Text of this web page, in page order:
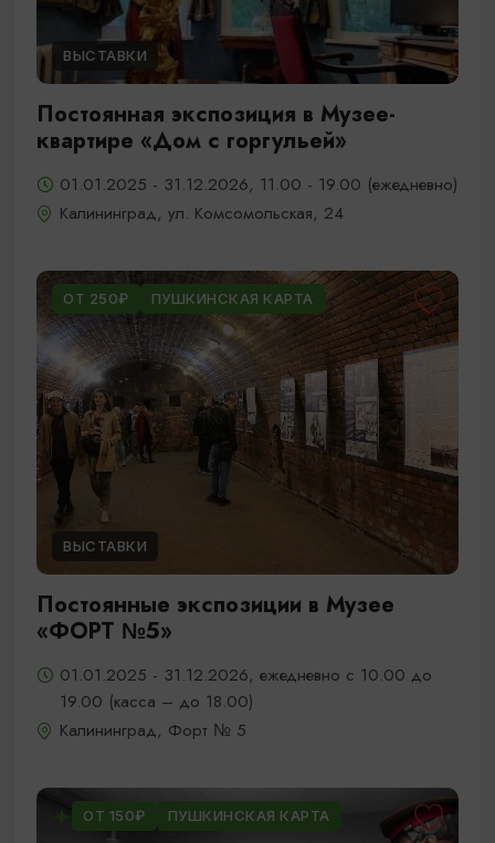
ВЫСТАВКИ
Постоянная экспозиция в Музее-
квартире «Дом с горгульей»
01.01.2025 - 31.12.2026, 11.00 - 19.00 (ежедневно)
Калининград, ул. Комсомольская, 24
ОТ 250₽ ПУШКИНСКАЯ КАРТА
ВЫСТАВКИ
Постоянные экспозиции в Музее
«ФОРТ №5»
01.01.2025 - 31.12.2026, ежедневно с 10.00 до
19.00 (касса – до 18.00)
Калининград, Форт № 5
ОТ 150₽ ПУШКИНСКАЯ КАРТА